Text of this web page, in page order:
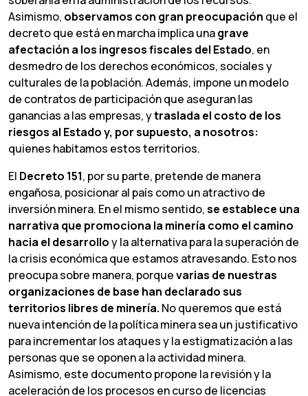
Asimismo, observamos con gran preocupación que el
decreto que está en marcha implica unagrave
afectación a los ingresos fiscales del Estado, en
desmedro de los derechos económicos, sociales y
culturales de la población. Además, impone un modelo
de contratos de participación que aseguran las
ganancias a las empresas, ytraslada el costo de los
riesgos al Estado y, por supuesto, a nosotros:
quienes habitamos estos territorios.
El Decreto 151, por su parte, pretende de manera
engañosa, posicionar al país como un atractivo de
inversión minera. En el mismo sentido,se establece una
narrativa que promociona la minería como el camino
hacia el desarrolloy la alternativa para la superación de
la crisis económica que estamos atravesando. Esto nos
preocupa sobre manera, porquevarias de nuestras
organizaciones de base han declaradosus
territorios libres de minería. No queremos que está
nueva intención de la política minera sea un justificativo
para incrementar los ataques y la estigmatización a las
personas que se oponen a la actividad minera.
Asimismo, este documento propone la revisión y la
aceleración de los procesos en curso de licencias